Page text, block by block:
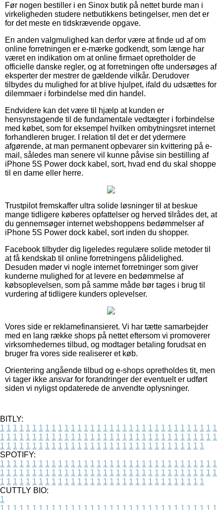
Før nogen bestiller i en Sinox butik på nettet burde man i
virkeligheden studere netbutikkens betingelser, men det er
for det meste en tidskrævende opgave.
En anden valgmulighed kan derfor være at finde ud af om
online forretningen er e-mærke godkendt, som længe har
været en indikation om at online firmaet opretholder de
officielle danske regler, og at forretningen ofte undersøges af
eksperter der mestrer de gældende vilkår. Derudover
tilbydes du mulighed for at blive hjulpet, ifald du udsættes for
dilemmaer i forbindelse med din handel.
Endvidere kan det være til hjælp at kunden er
hensynstagende til de fundamentale vedtægter i forbindelse
med købet, som for eksempel hvilken ombytningsret internet
forhandleren bruger. I relation til det er det ydermere
afgørende, at man permanent opbevarer sin kvittering på e-
mail, således man senere vil kunne påvise sin bestilling af
iPhone 5S Power dock kabel, sort, hvad end du skal shoppe
til en dame eller herre.
Trustpilot fremskaffer ultra solide løsninger til at beskue
mange tidligere køberes opfattelser og herved tilrådes det, at
du gennemsøger internet webshoppens bedømmelser af
iPhone 5S Power dock kabel, sort inden du shopper.
Facebook tilbyder dig ligeledes regulære solide metoder til
at få kendskab til online forretningens pålidelighed.
Desuden møder vi nogle internet forretninger som giver
kunderne mulighed for at levere en bedømmelse af
købsoplevelsen, som på samme måde bør tages i brug til
vurdering af tidligere kunders oplevelser.
Vores side er reklamefinansieret. Vi har tætte samarbejder
med en lang række shops på nettet eftersom vi promoverer
virksomhedernes tilbud, og modtager betaling forudsat en
bruger fra vores side realiserer et køb.
Orientering angående tilbud og e-shops opretholdes tit, men
vi tager ikke ansvar for forandringer der eventuelt er udført
siden vi nyligst opdaterede de anvendte oplysninger.
BITLY:
1 1 1 1 1 1 1 1 1 1 1 1 1 1 1 1 1 1 1 1 1 1 1 1 1 1 1 1 1 1 1 1 1 1
1 1 1 1 1 1 1 1 1 1 1 1 1 1 1 1 1 1 1 1 1 1 1 1 1 1 1 1 1 1 1 1 1 1
1 1 1 1 1 1 1 1 1 1 1 1 1 1 1 1 1 1 1 1 1 1 1 1 1 1 1 1 1 1 1 1
SPOTIFY:
1 1 1 1 1 1 1 1 1 1 1 1 1 1 1 1 1 1 1 1 1 1 1 1 1 1 1 1 1 1 1 1 1 1
1 1 1 1 1 1 1 1 1 1 1 1 1 1 1 1 1 1 1 1 1 1 1 1 1 1 1 1 1 1 1 1 1 1
1 1 1 1 1 1 1 1 1 1 1 1 1 1 1 1 1 1 1 1 1 1 1 1 1 1 1 1 1 1 1 1
CUTTLY BIO:
1
1 1 1 1 1 1 1 1 1 1 1 1 1 1 1 1 1 1 1 1 1 1 1 1 1 1 1 1 1 1 1 1 1 1